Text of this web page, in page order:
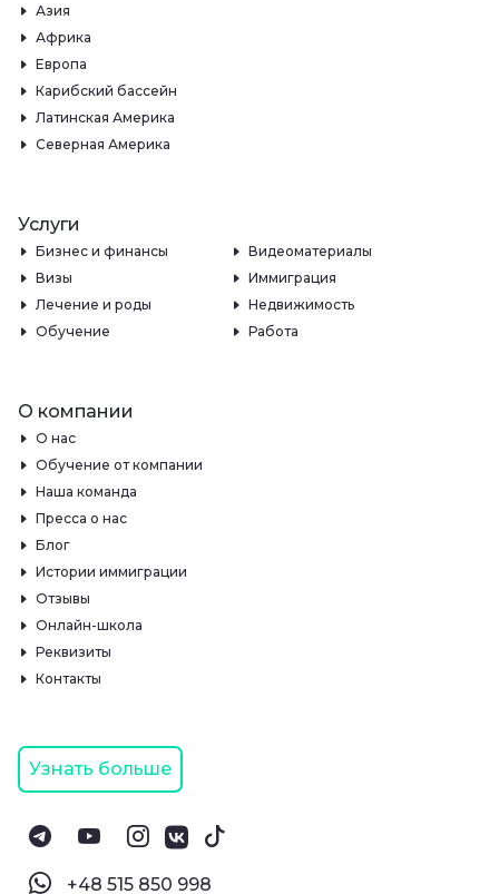
Азия
Африка
Европа
Карибский бассейн
Латинская Америка
Северная Америка
Услуги
Бизнес и финансы
Видеоматериалы
Визы
Иммиграция
Лечение и роды
Недвижимость
Обучение
Работа
О компании
О нас
Обучение от компании
Наша команда
Пресса о нас
Блог
Истории иммиграции
Отзывы
Онлайн-школа
Реквизиты
Контакты
Узнать больше
‪+48 515 850 998‬